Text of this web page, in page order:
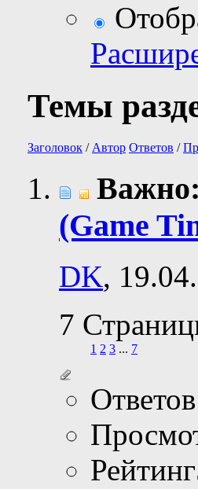
Темы
Заголовок / Автор Ответов /
Важно:
(Game
DK,
7
1 2 3 ... 7